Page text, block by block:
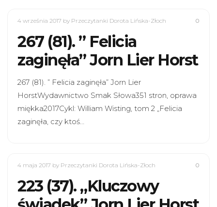
4 września 2017 by Przeczytanki Dorota Lińska-Złoch 0
267 (81). ” Felicia
zaginęła” Jorn Lier Horst
267 (81). ” Felicia zaginęła” Jorn Lier
HorstWydawnictwo Smak Słowa351 stron, oprawa
miękka2017Cykl: William Wisting, tom 2 „Felicia
zaginęła, czy ktoś…
4 maja 2017 by Przeczytanki Dorota Lińska-Złoch 0
223 (37). „Kluczowy